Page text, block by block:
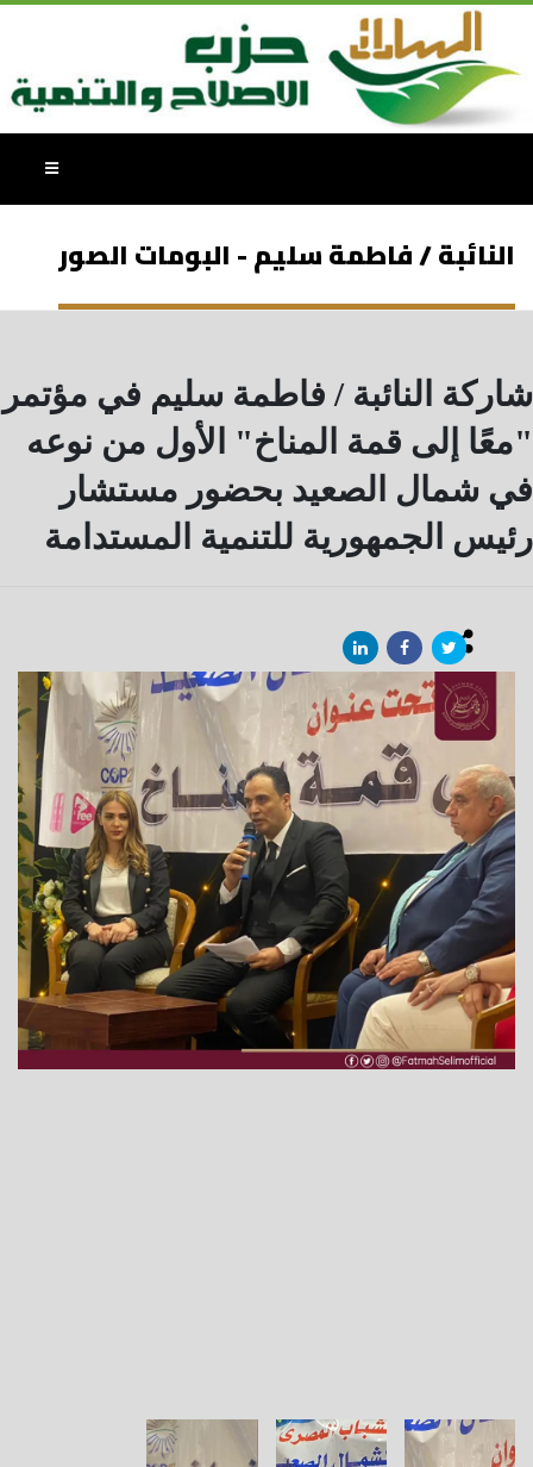
النائبة / فاطمة سليم - البومات الصور
شاركة النائبة / فاطمة سليم في مؤتمر
"معًا إلى قمة المناخ" الأول من نوعه
في شمال الصعيد بحضور مستشار
رئيس الجمهورية للتنمية المستدامة